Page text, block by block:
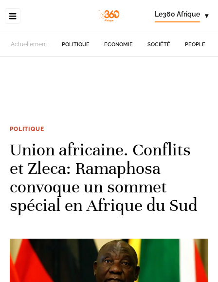
Le360 Afrique ▾
Actuellement POLITIQUE ECONOMIE SOCIÉTÉ PEOPLE
POLITIQUE
Union africaine. Conflits
et Zleca: Ramaphosa
convoque un sommet
spécial en Afrique du Sud